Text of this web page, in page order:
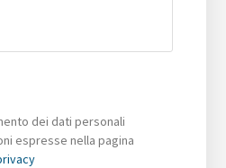
dei dati personali
espresse nella pagina